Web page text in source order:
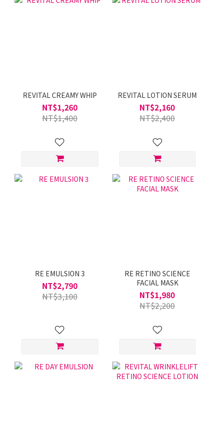
REVITAL CREAMY WHIP
NT$1,260
NT$1,400
REVITAL LOTION SERUM
NT$2,160
NT$2,400
RE EMULSION 3
NT$2,790
NT$3,100
RE RETINO SCIENCE
FACIAL MASK
NT$1,980
NT$2,200